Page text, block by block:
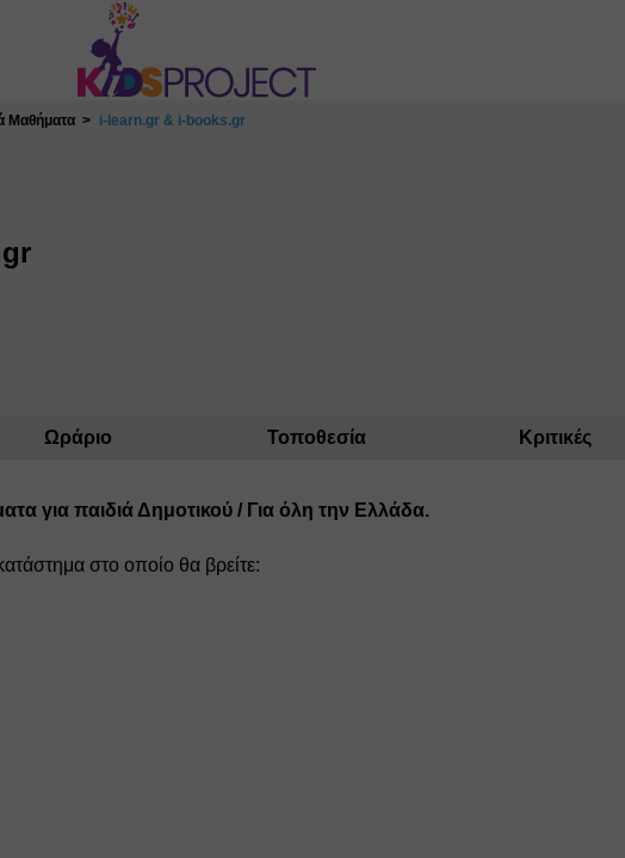
Μαθήματα i-learn.gr & i-books.gr
Ωράριο Τοποθεσία Κριτικές
για παιδιά Δημοτικού / Για όλη την Ελλάδα.
στο οποίο θα βρείτε: